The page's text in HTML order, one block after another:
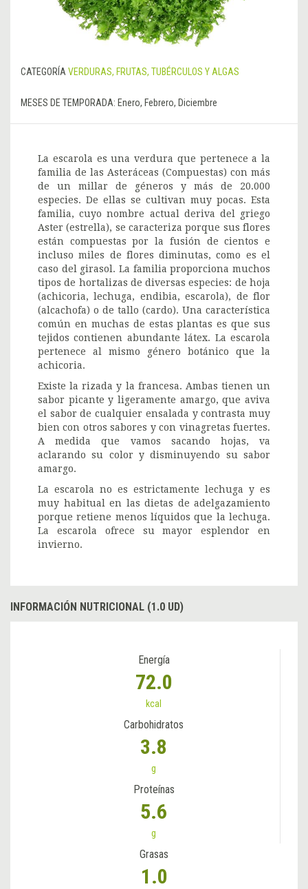
CATEGORÍA VERDURAS, FRUTAS, TUBÉRCULOS Y ALGAS
MESES DE TEMPORADA: Enero, Febrero, Diciembre
La escarola es una verdura que pertenece a la
familia de las Asteráceas (Compuestas) con más
de un millar de géneros y más de 20.000
especies. De ellas se cultivan muy pocas. Esta
familia, cuyo nombre actual deriva del griego
Aster (estrella), se caracteriza porque sus flores
están compuestas por la fusión de cientos e
incluso miles de flores diminutas, como es el
caso del girasol. La familia proporciona muchos
tipos de hortalizas de diversas especies: de hoja
(achicoria, lechuga, endibia, escarola), de flor
(alcachofa) o de tallo (cardo). Una característica
común en muchas de estas plantas es que sus
tejidos contienen abundante látex. La escarola
pertenece al mismo género botánico que la
achicoria.
Existe la rizada y la francesa. Ambas tienen un
sabor picante y ligeramente amargo, que aviva
el sabor de cualquier ensalada y contrasta muy
bien con otros sabores y con vinagretas fuertes.
A medida que vamos sacando hojas, va
aclarando su color y disminuyendo su sabor
amargo.
La escarola no es estrictamente lechuga y es
muy habitual en las dietas de adelgazamiento
porque retiene menos líquidos que la lechuga.
La escarola ofrece su mayor esplendor en
invierno.
INFORMACIÓN NUTRICIONAL (1.0 UD)
Energía
72.0
kcal
Carbohidratos
3.8
g
Proteínas
5.6
g
Grasas
1.0